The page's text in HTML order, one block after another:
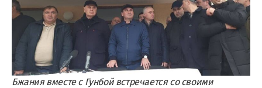
Бжания вместе с Гунбой встречается со своими